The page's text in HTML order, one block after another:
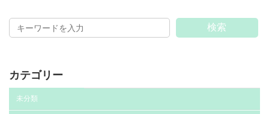
検索
カテゴリー
未分類